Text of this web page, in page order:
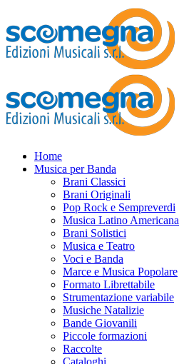
Home
Musica per Banda
Brani Classici
Brani Originali
Pop Rock e Sempreverdi
Musica Latino Americana
Brani Solistici
Musica e Teatro
Voci e Banda
Marce e Musica Popolare
Formato Librettabile
Strumentazione variabile
Musiche Natalizie
Bande Giovanili
Piccole formazioni
Raccolte
Cataloghi